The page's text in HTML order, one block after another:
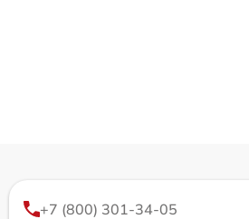
+7 (800) 301-34-05